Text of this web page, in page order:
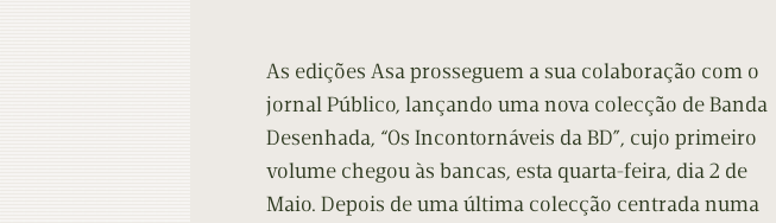
As edições Asa prosseguem a sua colaboração com o
jornal Público, lançando uma nova colecção de Banda
Desenhada, “Os Incontornáveis da BD”, cujo primeiro
volume chegou às bancas, esta quarta-feira, dia 2 de
Maio. Depois de uma última colecção centrada numa